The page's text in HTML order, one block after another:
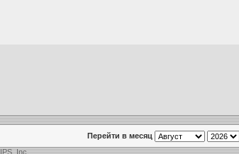
Перейти в месяц
IPS, Inc.